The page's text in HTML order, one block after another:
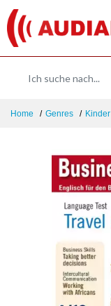
Home Genres Kinder